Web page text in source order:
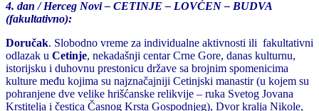
4. dan / Herceg Novi – CETINJE – LOVĆEN – BUDVA
(fakultativno):
Doručak. Slobodno vreme za individualne aktivnosti ili fakultativni
odlazak u Cetinje, nekadašnji centar Crne Gore, danas kulturnu,
istorijsku i duhovnu prestonicu države sa brojnim spomenicima
kulture među kojima su najznačajniji Cetinjski manastir (u kojem su
pohranjene dve velike hrišćanske relikvije – ruka Svetog Jovana
Krstitelja i čestica Časnog Krsta Gospodnjeg), Dvor kralja Nikole,